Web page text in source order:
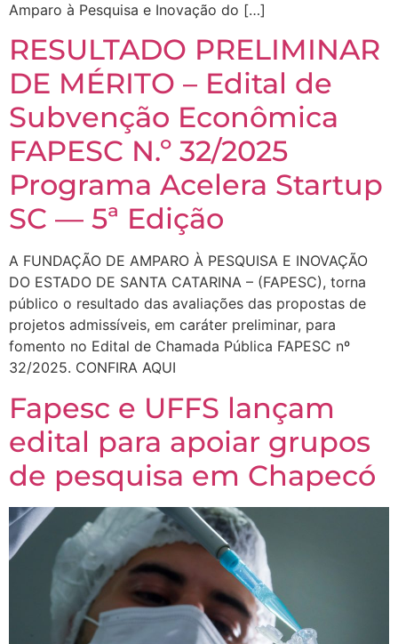
Amparo à Pesquisa e Inovação do […]
RESULTADO PRELIMINAR
DE MÉRITO – Edital de
Subvenção Econômica
FAPESC N.º 32/2025
Programa Acelera Startup
SC — 5ª Edição
A FUNDAÇÃO DE AMPARO À PESQUISA E INOVAÇÃO
DO ESTADO DE SANTA CATARINA – (FAPESC), torna
público o resultado das avaliações das propostas de
projetos admissíveis, em caráter preliminar, para
fomento no Edital de Chamada Pública FAPESC nº
32/2025. CONFIRA AQUI
Fapesc e UFFS lançam
edital para apoiar grupos
de pesquisa em Chapecó